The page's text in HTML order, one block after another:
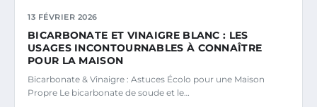
13 FÉVRIER 2026
BICARBONATE ET VINAIGRE BLANC : LES
USAGES INCONTOURNABLES À CONNAÎTRE
POUR LA MAISON
Bicarbonate & Vinaigre : Astuces Écolo pour une Maison
Propre Le bicarbonate de soude et le…